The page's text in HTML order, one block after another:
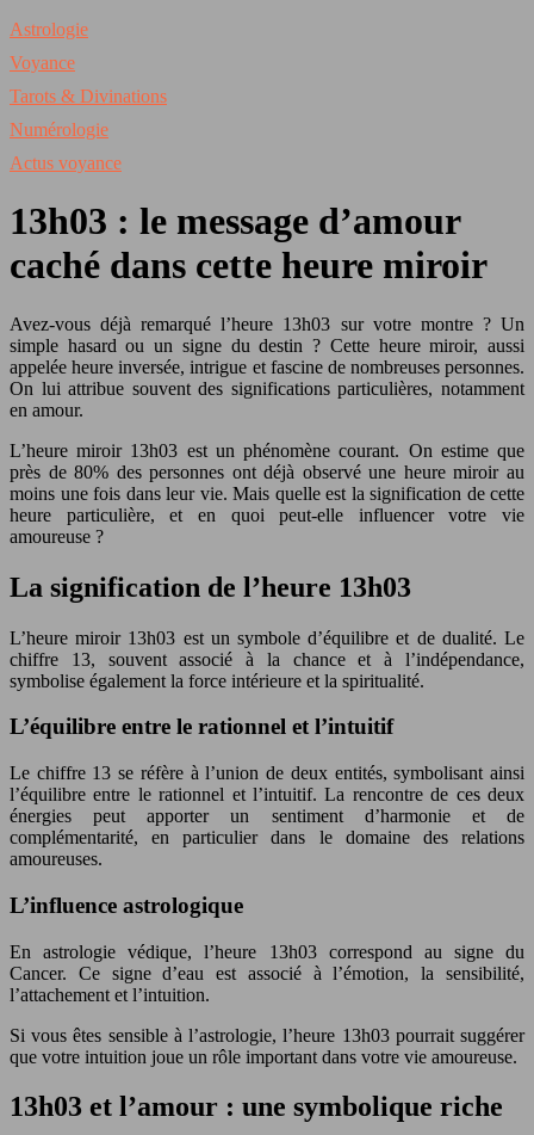
Astrologie
Voyance
Tarots & Divinations
Numérologie
Actus voyance
13h03 : le message d’amour
caché dans cette heure miroir
Avez-vous déjà remarqué l’heure 13h03 sur votre montre ? Un
simple hasard ou un signe du destin ? Cette heure miroir, aussi
appelée heure inversée, intrigue et fascine de nombreuses personnes.
On lui attribue souvent des significations particulières, notamment
en amour.
L’heure miroir 13h03 est un phénomène courant. On estime que
près de 80% des personnes ont déjà observé une heure miroir au
moins une fois dans leur vie. Mais quelle est la signification de cette
heure particulière, et en quoi peut-elle influencer votre vie
amoureuse ?
La signification de l’heure 13h03
L’heure miroir 13h03 est un symbole d’équilibre et de dualité. Le
chiffre 13, souvent associé à la chance et à l’indépendance,
symbolise également la force intérieure et la spiritualité.
L’équilibre entre le rationnel et l’intuitif
Le chiffre 13 se réfère à l’union de deux entités, symbolisant ainsi
l’équilibre entre le rationnel et l’intuitif. La rencontre de ces deux
énergies peut apporter un sentiment d’harmonie et de
complémentarité, en particulier dans le domaine des relations
amoureuses.
L’influence astrologique
En astrologie védique, l’heure 13h03 correspond au signe du
Cancer. Ce signe d’eau est associé à l’émotion, la sensibilité,
l’attachement et l’intuition.
Si vous êtes sensible à l’astrologie, l’heure 13h03 pourrait suggérer
que votre intuition joue un rôle important dans votre vie amoureuse.
13h03 et l’amour : une symbolique riche